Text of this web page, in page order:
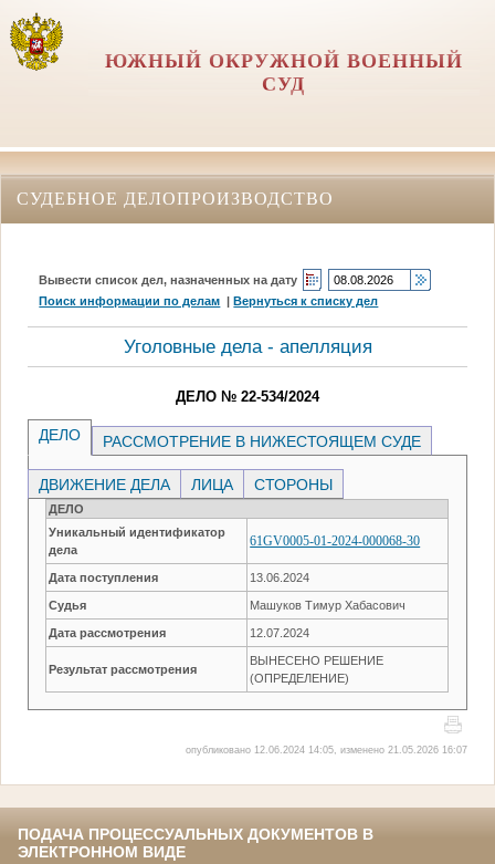
ЮЖНЫЙ ОКРУЖНОЙ ВОЕННЫЙ
СУД
СУДЕБНОЕ ДЕЛОПРОИЗВОДСТВО
Вывести список дел, назначенных на дату
Поиск информации по делам |Вернуться к списку дел
Уголовные дела - апелляция
ДЕЛО № 22-534/2024
ДЕЛО РАССМОТРЕНИЕ В НИЖЕСТОЯЩЕМ СУДЕ
ДВИЖЕНИЕ ДЕЛА ЛИЦА СТОРОНЫ
ДЕЛО
Уникальный идентификатор
дела
61GV0005-01-2024-000068-30
Дата поступления 13.06.2024
Судья Машуков Тимур Хабасович
Дата рассмотрения 12.07.2024
Результат рассмотрения
ВЫНЕСЕНО РЕШЕНИЕ
(ОПРЕДЕЛЕНИЕ)
опубликовано 12.06.2024 14:05, изменено 21.05.2026 16:07
ПОДАЧА ПРОЦЕССУАЛЬНЫХ ДОКУМЕНТОВ В
ЭЛЕКТРОННОМ ВИДЕ